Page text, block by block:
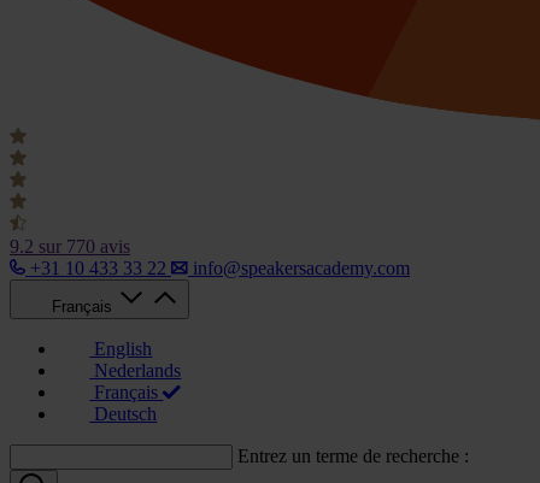
9.2 sur 770 avis
+31 10 433 33 22
info@speakersacademy.com
Français
English
Nederlands
Français
Deutsch
Entrez un terme de recherche :